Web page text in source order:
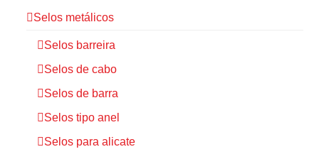
Selos metálicos
Selos barreira
Selos de cabo
Selos de barra
Selos tipo anel
Selos para alicate